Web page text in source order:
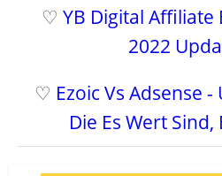
♡YB Digital Affiliate
2022
♡ Ezoic Vs Adsense
Die Es Wert